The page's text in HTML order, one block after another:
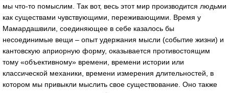
мы что-то помыслим. Так вот, весь этот мир производится людьми
как существами чувствующими, переживающими. Время у
Мамардашвили, соединяющее в себе казалось бы
несоединимые вещи – опыт удержания мысли (событие жизни) и
кантовскую априорную форму, оказывается противостоящим
тому «объективному» времени, времени истории или
классической механики, времени измерения длительностей, в
котором мы привыкли мыслить свое существование. Оно также